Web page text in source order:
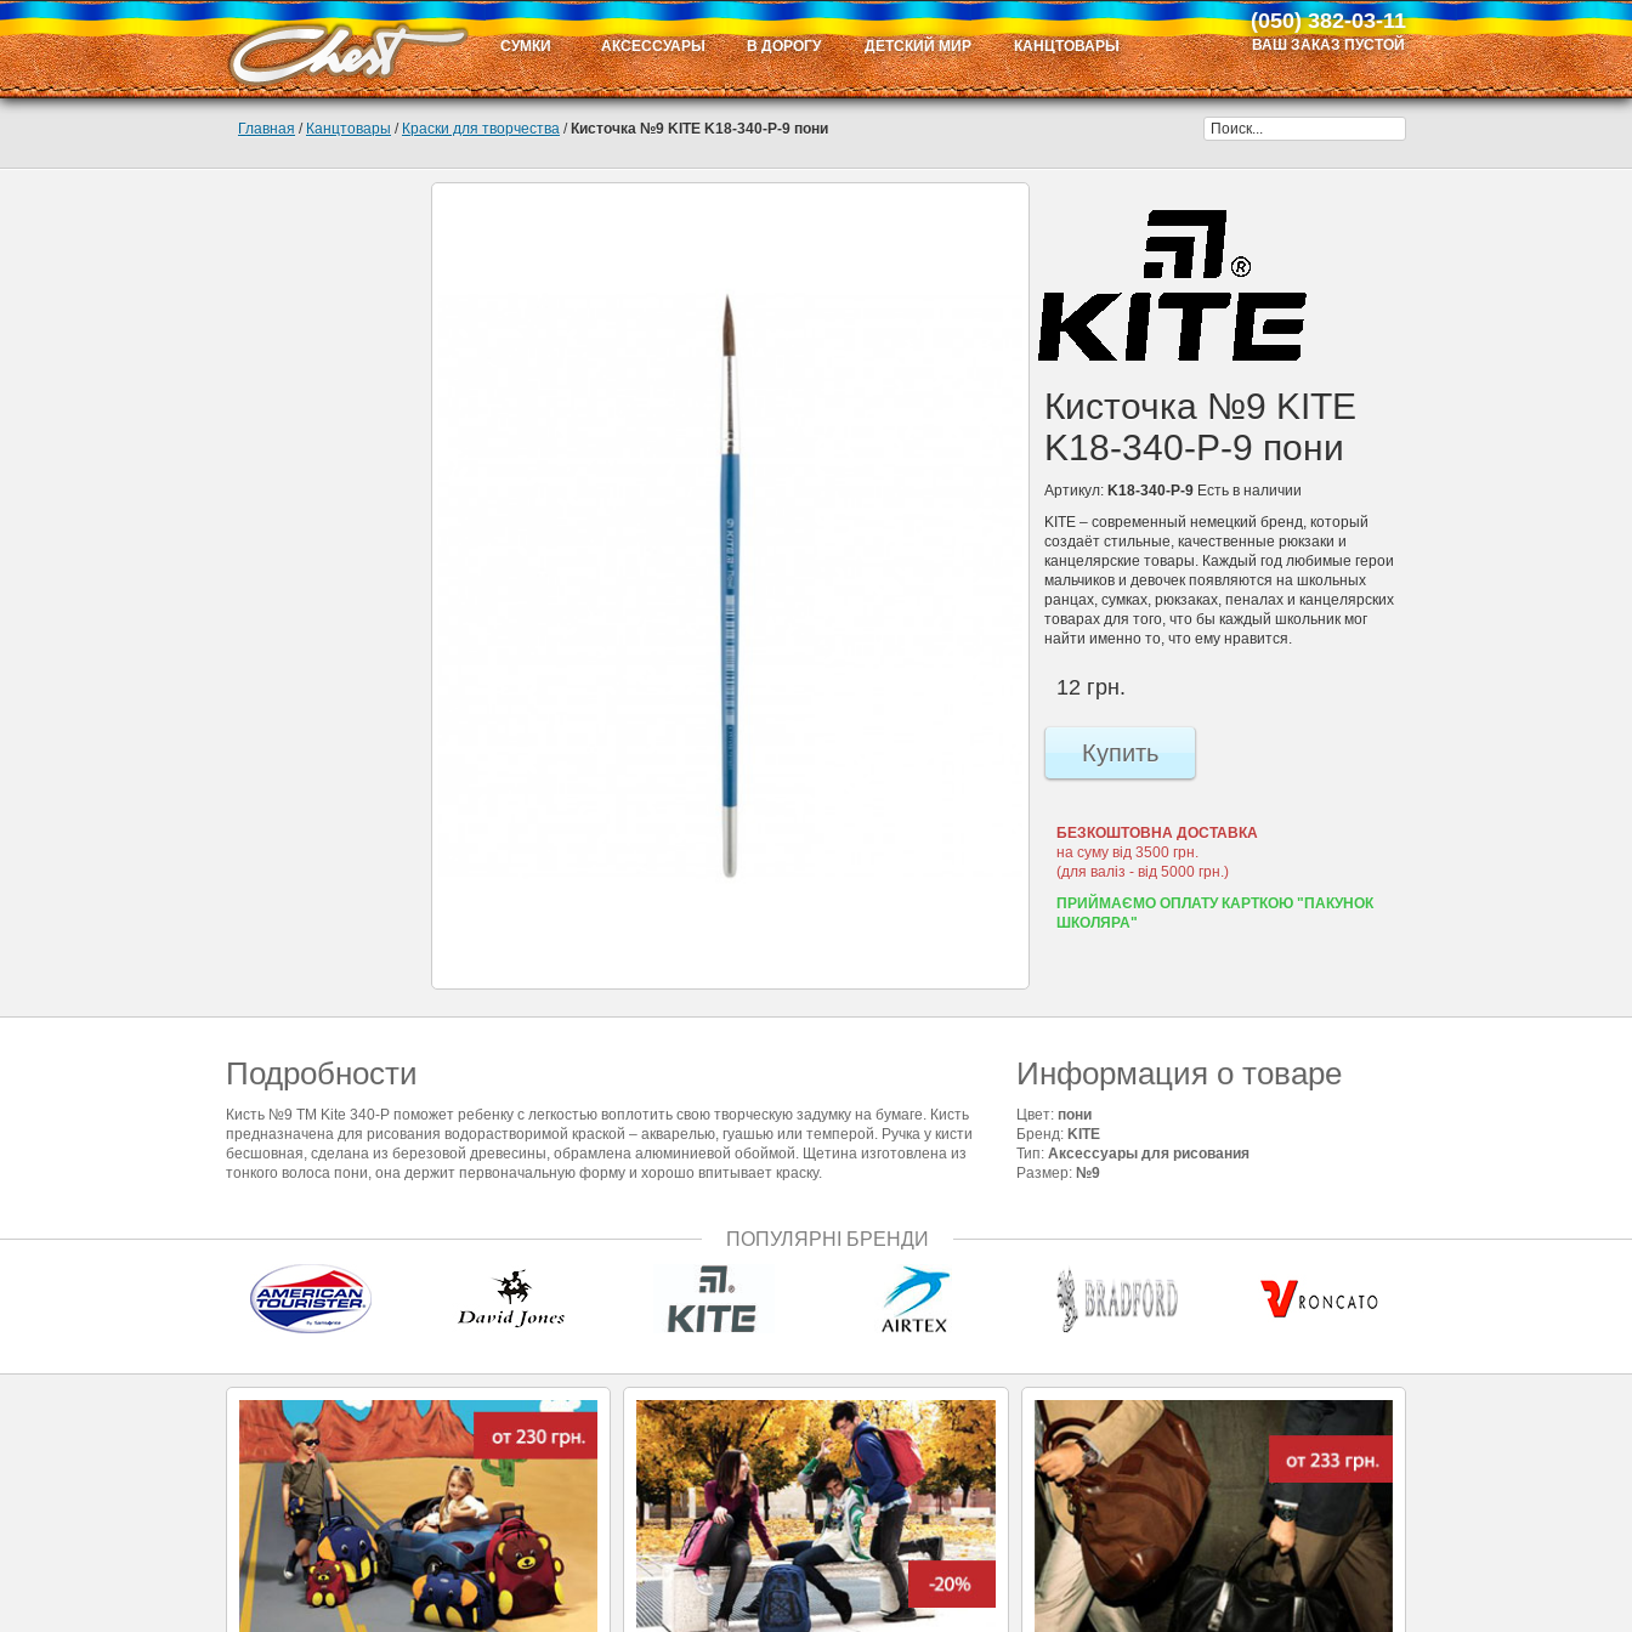
(050) 382-03-11
ВАШ ЗАКАЗ ПУСТОЙ
СУМКИ АКСЕССУАРЫ В ДОРОГУ ДЕТСКИЙ МИР КАНЦТОВАРЫ
Главная / Канцтовары / Краски для творчества / Кисточка №9 KITE K18-340-P-9 пони
Кисточка №9 KITE
K18-340-P-9 пони
Артикул: K18-340-P-9 Есть в наличии
KITE – современный немецкий бренд, который
создаёт стильные, качественные рюкзаки и
канцелярские товары. Каждый год любимые герои
мальчиков и девочек появляются на школьных
ранцах, сумках, рюкзаках, пеналах и канцелярских
товарах для того, что бы каждый школьник мог
найти именно то, что ему нравится.
12 грн.
Купить
БЕЗКОШТОВНА ДОСТАВКА
на суму від 3500 грн.
(для валіз - від 5000 грн.)
ПРИЙМАЄМО ОПЛАТУ КАРТКОЮ "ПАКУНОК
ШКОЛЯРА"
Подробности
Кисть №9 ТМ Kite 340-P поможет ребенку с легкостью воплотить свою творческую задумку на бумаге. Кисть
предназначена для рисования водорастворимой краской – акварелью, гуашью или темперой. Ручка у кисти
бесшовная, сделана из березовой древесины, обрамлена алюминиевой обоймой. Щетина изготовлена из
тонкого волоса пони, она держит первоначальную форму и хорошо впитывает краску.
Информация о товаре
Цвет: пони
Бренд: KITE
Тип: Аксессуары для рисования
Размер: №9
ПОПУЛЯРНІ БРЕНДИ